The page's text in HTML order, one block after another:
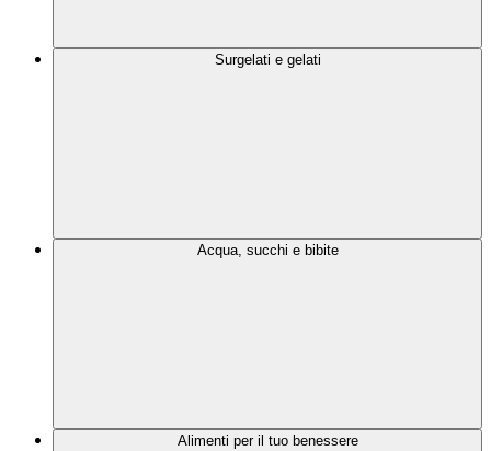
Surgelati e gelati
Acqua, succhi e bibite
Alimenti per il tuo benessere